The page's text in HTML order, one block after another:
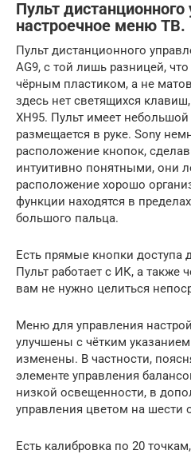
Пульт дистанционного
настроечное меню ТВ.
Пульт дистанционного
AG9, с той лишь разницей,
чёрным пластиком, а не
здесь нет светящихся
XH95. Пульт имеет небольшой
размещается в руке. Sony
расположение кнопок,
интуитивно понятными, они
расположение хорошо
функции находятся в
большого пальца.
Есть прямые кнопки доступа
Пульт работает с ИК, а также
вам не нужно целиться
Меню для управления
улучшены с чётким указанием
изменены. В частности,
элементе управления
низкой освещенности, в
управления цветом на шести
Есть калибровка по 20